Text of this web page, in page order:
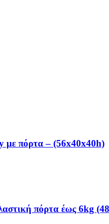
με πόρτα – (56x40x40h)
πόρτα έως 6kg